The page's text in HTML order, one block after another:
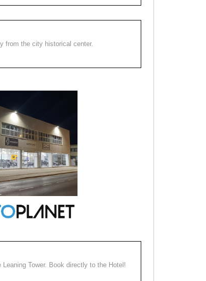
from the city historical center.
Tower. Book directly to the Hotel!